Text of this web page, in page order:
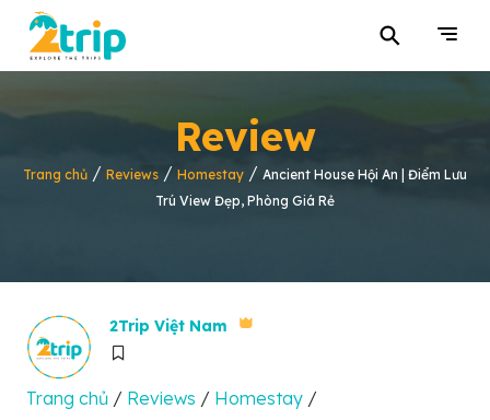
⚲
Review
Trang chủ / Reviews / Homestay / Ancient House Hội An | Điểm Lưu
Trú View Đẹp, Phòng Giá Rẻ
2Trip Việt Nam
Trang chủ / Reviews / Homestay /